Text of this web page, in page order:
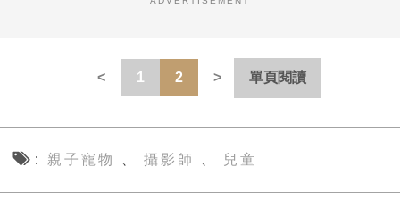
1 2 單頁閱讀
親子寵物 攝影師 兒童